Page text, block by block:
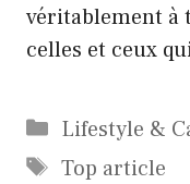
véritablement à
celles et ceux
Catégories
Lifestyle &
Étiquettes
Top article